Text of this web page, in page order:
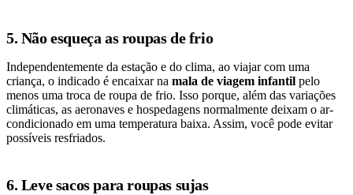
5. Não esqueça as roupas de frio
Independentemente da estação e do clima, ao viajar com uma
criança, o indicado é encaixar na mala de viagem infantil pelo
menos uma troca de roupa de frio. Isso porque, além das variações
climáticas, as aeronaves e hospedagens normalmente deixam o ar-
condicionado em uma temperatura baixa. Assim, você pode evitar
possíveis resfriados.
6. Leve sacos para roupas sujas